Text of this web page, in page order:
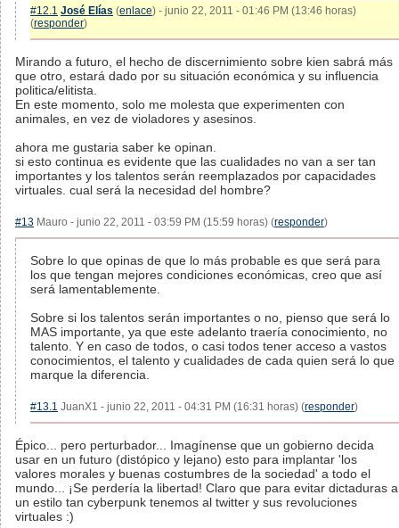
#12.1 José Elías (enlace) - junio 22, 2011 - 01:46 PM (13:46 horas)
(responder)
Mirando a futuro, el hecho de discernimiento sobre kien sabrá más
que otro, estará dado por su situación económica y su influencia
politica/elitista.
En este momento, solo me molesta que experimenten con
animales, en vez de violadores y asesinos.
ahora me gustaria saber ke opinan.
si esto continua es evidente que las cualidades no van a ser tan
importantes y los talentos serán reemplazados por capacidades
virtuales. cual será la necesidad del hombre?
#13 Mauro - junio 22, 2011 - 03:59 PM (15:59 horas) (responder)
Sobre lo que opinas de que lo más probable es que será para
los que tengan mejores condiciones económicas, creo que así
será lamentablemente.
Sobre si los talentos serán importantes o no, pienso que será lo
MAS importante, ya que este adelanto traería conocimiento, no
talento. Y en caso de todos, o casi todos tener acceso a vastos
conocimientos, el talento y cualidades de cada quien será lo que
marque la diferencia.
#13.1 JuanX1 - junio 22, 2011 - 04:31 PM (16:31 horas) (responder)
Épico... pero perturbador... Imagínense que un gobierno decida
usar en un futuro (distópico y lejano) esto para implantar 'los
valores morales y buenas costumbres de la sociedad' a todo el
mundo... ¡Se perdería la libertad! Claro que para evitar dictaduras a
un estilo tan cyberpunk tenemos al twitter y sus revoluciones
virtuales :)